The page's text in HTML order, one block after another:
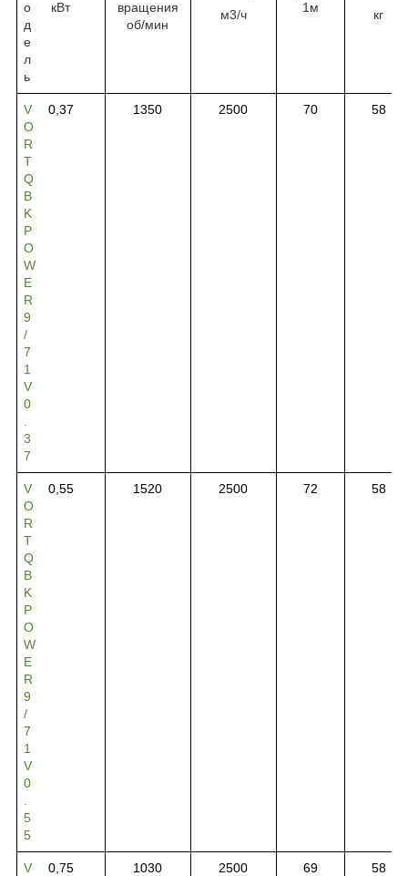
о
д
е
л
ь
кВт
вращения
об/мин
м3/ч
1 м
кг
V
O
R
T
Q
B
K
P
O
W
E
R
9
/
7
1
V
0
3
7
0,37 1350 2500 70 58
V
O
R
T
Q
B
K
P
O
W
E
R
9
/
7
1
V
0
5
5
0,55 1520 2500 72 58
V
0,75 1030 2500 69 58